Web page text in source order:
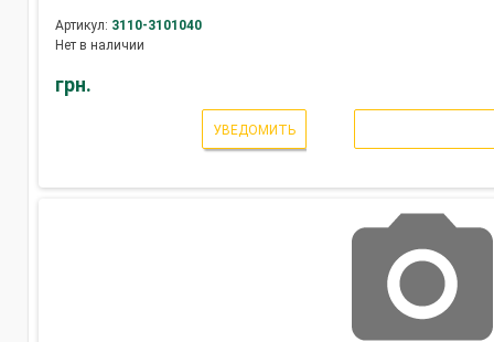
Артикул: 3110-3101040
Нет в наличии
грн.
УВЕДОМИТЬ